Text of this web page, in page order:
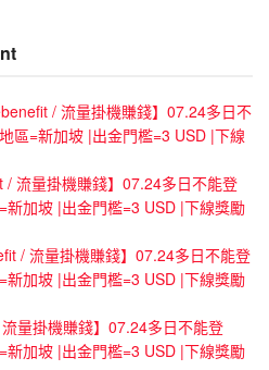
/ 流量掛機賺錢】07.24多日不
區=新加坡 |出金門檻=3 USD |下線
/ 流量掛機賺錢】07.24多日不能登
新加坡 |出金門檻=3 USD |下線獎勵
/ 流量掛機賺錢】07.24多日不能登
新加坡 |出金門檻=3 USD |下線獎勵
流量掛機賺錢】07.24多日不能登
新加坡 |出金門檻=3 USD |下線獎勵